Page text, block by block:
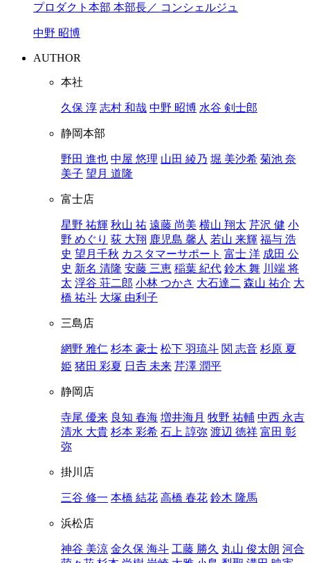
プロダクト本部 本部長／ コンシェルジュ
中野 昭博
AUTHOR
本社
久保 淳 志村 和哉 中野 昭博 水谷 剣士郎
静岡本部
野田 進也 中屋 悠理 山田 綾乃 堀 美沙希 菊池 奈
美子 望月 道隆
富士店
星野 祐輝 秋山 祐 遠藤 尚美 横山 翔太 芹沢 健 小
野 めぐり 荻 大翔 鹿児島 馨人 若山 来輝 福与 浩
史 望月千秋 カスタマーサポート 富士 洋 成田 公
史 新名 清隆 安藤 三恵 稲葉 紀代 鈴木 舞 川端 将
太 浮谷 荘二郎 小林 つかさ 大石達二 森山 祐介 大
橋 祐斗 大塚 由利子
三島店
網野 雅仁 杉本 豪士 松下 羽琉斗 関 志音 杉原 夏
姫 猪田 彩夏 日𠮷 未来 芹澤 潤平
静岡店
寺尾 優来 良知 春海 増井海月 牧野 祐輔 中西 永吉
清水 大貴 杉本 彩希 石上 諄弥 渡辺 徳祥 富田 彰
弥
掛川店
三谷 修一 本橋 結花 高橋 春花 鈴木 隆馬
浜松店
神谷 美涼 金久保 海斗 工藤 勝久 丸山 俊太朗 河合